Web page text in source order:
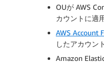
OUが AWS
カウントに適
AWS Account
したアカウン
Amazon